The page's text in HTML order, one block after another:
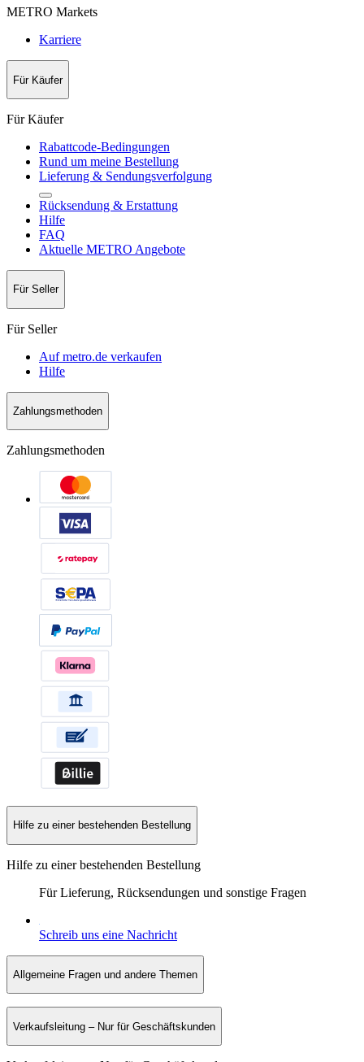
METRO Markets
Karriere
Für Käufer
Für Käufer
Rabattcode-Bedingungen
Rund um meine Bestellung
Lieferung & Sendungsverfolgung
Rücksendung & Erstattung
Hilfe
FAQ
Aktuelle METRO Angebote
Für Seller
Für Seller
Auf metro.de verkaufen
Hilfe
Zahlungsmethoden
Zahlungsmethoden
Hilfe zu einer bestehenden Bestellung
Hilfe zu einer bestehenden Bestellung
Für Lieferung, Rücksendungen und sonstige Fragen
Schreib uns eine Nachricht
Allgemeine Fragen und andere Themen
Verkaufsleitung – Nur für Geschäftskunden